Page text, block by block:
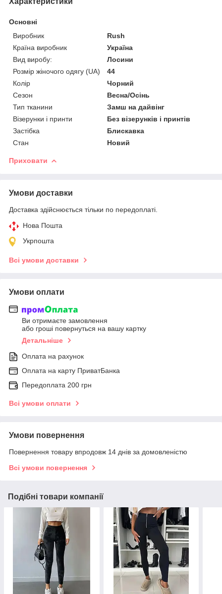
Основні
Виробник
Rush
Країна виробник
Україна
Вид виробу:
Лосини
Розмір жіночого одягу (UA)
44
Колір
Чорний
Сезон
Весна/Осінь
Тип тканини
Замш на дайвінг
Візерунки і принти
Без візерунків і принтів
Застібка
Блискавка
Стан
Новий
Приховати
Умови доставки
Доставка здійснюється тільки по передоплаті.
Нова Пошта
Укрпошта
Всі умови доставки
Умови оплати
Ви отримаєте замовлення
або гроші повернуться на вашу картку
Детальніше
Оплата на рахунок
Оплата на карту ПриватБанка
Передоплата 200 грн
Всі умови оплати
Умови повернення
Повернення товару впродовж 14 днів за домовленістю
Всі умови повернення
Подібні товари компанії